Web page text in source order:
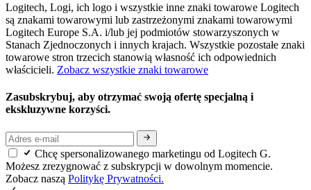
Logitech, Logi, ich logo i wszystkie inne znaki towarowe Logitech
są znakami towarowymi lub zastrzeżonymi znakami towarowymi
Logitech Europe S.A. i/lub jej podmiotów stowarzyszonych w
Stanach Zjednoczonych i innych krajach. Wszystkie pozostałe znaki
towarowe stron trzecich stanowią własność ich odpowiednich
właścicieli. Zobacz wszystkie znaki towarowe
Zasubskrybuj, aby otrzymać swoją ofertę specjalną i
ekskluzywne korzyści.
Chcę spersonalizowanego marketingu od Logitech G.
Możesz zrezygnować z subskrypcji w dowolnym momencie.
Zobacz naszą Politykę Prywatności.